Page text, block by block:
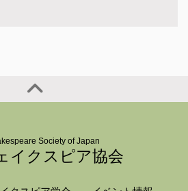
Society of Japan
イクスピア協会